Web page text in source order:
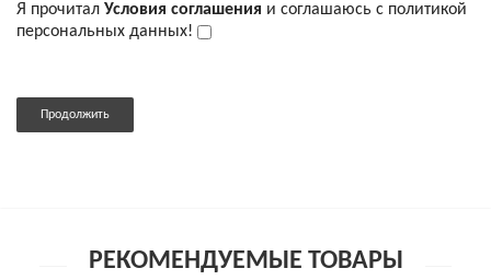
Я прочитал Условия соглашения и соглашаюсь с политикой
персональных данных!
Продолжить
РЕКОМЕНДУЕМЫЕ ТОВАРЫ